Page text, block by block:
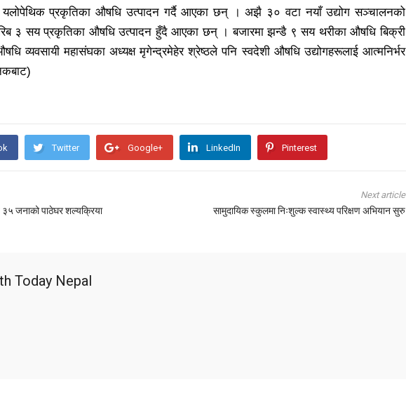
प्रकृतिका औषधि उत्पादन गर्दै आएका छन् । अझै ३० वटा नयाँ उद्योग सञ्चालनको
३ सय प्रकृतिका औषधि उत्पादन हुँदै आएका छन् । बजारमा झन्डै ९ सय थरीका औषधि बिक्री
व्यवसायी महासंघका अध्यक्ष मृगेन्द्रमेहेर श्रेष्ठले पनि स्वदेशी औषधि उद्योगहरूलाई आत्मनिर्भर
Twitter Google+ LinkedIn Pinterest
३५ जनाको पाठेघर शल्यक्रिया
Next article
सामुदायिक स्कुलमा निःशुल्क स्वास्थ्य परिक्षण अभियान सुरु
Today Nepal